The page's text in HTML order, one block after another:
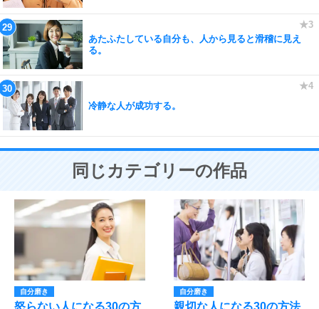
あたふたしている自分も、人から見ると滑稽に見え
る。
冷静な人が成功する。
同じカテゴリーの作品
自分磨き
怒らない人になる30の方
自分磨き
親切な人になる30の方法